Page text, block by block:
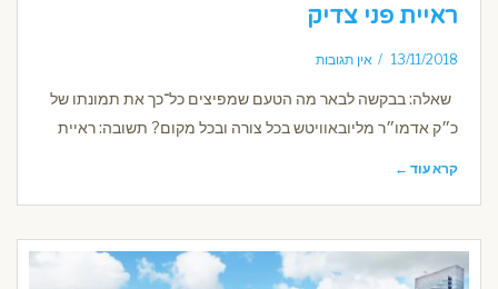
ראיית פני צדיק
13/11/2018 אין תגובות
שאלה: בבקשה לבאר מה הטעם שמפיצים כל־כך את תמונתו של
כ״ק אדמו״ר מליובאוויטש בכל צורה ובכל מקום? תשובה: ראיית
קרא עוד ←